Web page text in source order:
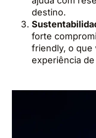
destino.
forte
friendly, o que
experiência